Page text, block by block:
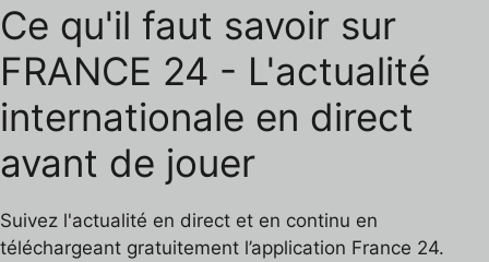
Ce qu'il faut savoir sur
FRANCE 24 - L'actualité
internationale en direct
avant de jouer
Suivez l'actualité en direct et en continu en
téléchargeant gratuitement l’application France 24.